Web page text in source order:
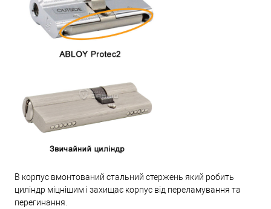
В корпус вмонтований стальний стержень який робить
циліндр міцнішим і захищає корпус від переламування та
перегинання.